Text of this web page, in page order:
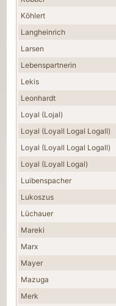
Köhlert
Langheinrich
Larsen
Lebenspartnerin
Lekis
Leonhardt
Loyal (Lojal)
Loyal (Loyall Logal Logall)
Loyal (Loyall Logal Logall)
Loyal (Loyall Logal)
Luibenspacher
Lukoszus
Lüchauer
Mareki
Marx
Mayer
Mazuga
Merk